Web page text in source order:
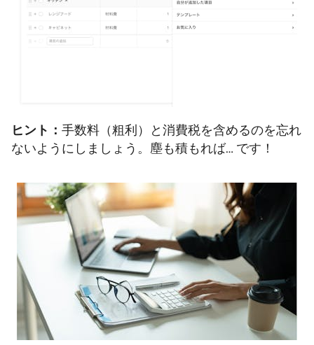
ヒント： 手数料（粗利）と消費税を含めるのを忘れ
ないようにしましょう。塵も積もれば… です！